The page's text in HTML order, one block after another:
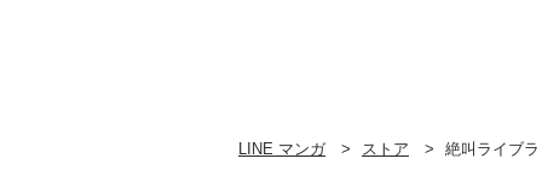
LINE マンガ ストア 絶叫ライブ